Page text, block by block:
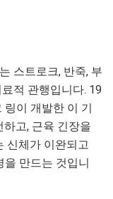
스트로크, 반죽, 부
적 관행입니다. 19
이 개발한 이 기
고, 근육 긴장을
신체가 이완되고
만드는 것입니